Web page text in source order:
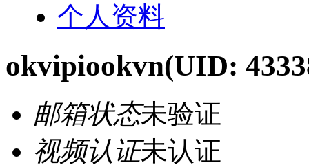
个人资料
okvipiookvn(UID:
邮箱状态未验证
视频认证未认证